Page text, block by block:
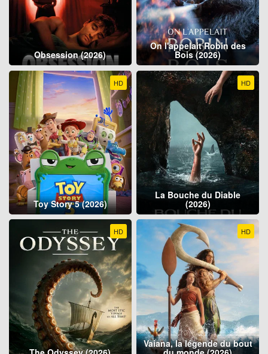
Obsession (2026)
On l'appelait Robin des
Bois (2026)
HD
Toy Story 5 (2026)
HD
La Bouche du Diable
(2026)
HD HD
Vaiana, la légende du bout